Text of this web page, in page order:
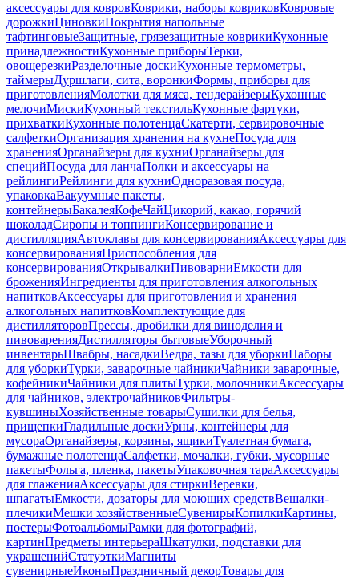
аксессуары для ковровКоврики, наборы ковриковКовровые
дорожкиЦиновкиПокрытия напольные
тафтинговыеЗащитные, грязезащитные коврикиКухонные
принадлежностиКухонные приборыТерки,
овощерезкиРазделочные доскиКухонные термометры,
таймерыДуршлаги, сита, воронкиФормы, приборы для
приготовленияМолотки для мяса, тендерайзерыКухонные
мелочиМискиКухонный текстильКухонные фартуки,
прихваткиКухонные полотенцаСкатерти, сервировочные
салфеткиОрганизация хранения на кухнеПосуда для
храненияОрганайзеры для кухниОрганайзеры для
специйПосуда для ланчаПолки и аксессуары на
рейлингиРейлинги для кухниОдноразовая посуда,
упаковкаВакуумные пакеты,
контейнерыБакалеяКофеЧайЦикорий, какао, горячий
шоколадСиропы и топпингиКонсервирование и
дистилляцияАвтоклавы для консервированияАксессуары для
консервированияПриспособления для
консервированияОткрывалкиПивоварниЕмкости для
броженияИнгредиенты для приготовления алкогольных
напитковАксессуары для приготовления и хранения
алкогольных напитковКомплектующие для
дистилляторовПрессы, дробилки для виноделия и
пивоваренияДистилляторы бытовыеУборочный
инвентарьШвабры, насадкиВедра, тазы для уборкиНаборы
для уборкиТурки, заварочные чайникиЧайники заварочные,
кофейникиЧайники для плитыТурки, молочникиАксессуары
для чайников, электрочайниковФильтры-
кувшиныХозяйственные товарыСушилки для белья,
прищепкиГладильные доскиУрны, контейнеры для
мусораОрганайзеры, корзины, ящикиТуалетная бумага,
бумажные полотенцаСалфетки, мочалки, губки, мусорные
пакетыФольга, пленка, пакетыУпаковочная тараАксессуары
для глаженияАксессуары для стиркиВеревки,
шпагатыЕмкости, дозаторы для моющих средствВешалки-
плечикиМешки хозяйственныеСувенирыКопилкиКартины,
постерыФотоальбомыРамки для фотографий,
картинПредметы интерьераШкатулки, подставки для
украшенийСтатуэткиМагниты
сувенирныеИконыПраздничный декорТовары для